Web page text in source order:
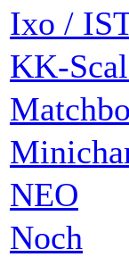
Ixo /
KK-
NEO
Noch